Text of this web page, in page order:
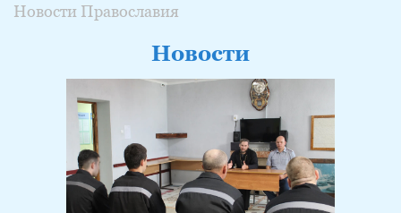
Новости Православия
Новости